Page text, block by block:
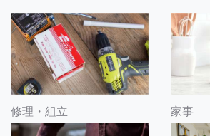
修理・組立 家事